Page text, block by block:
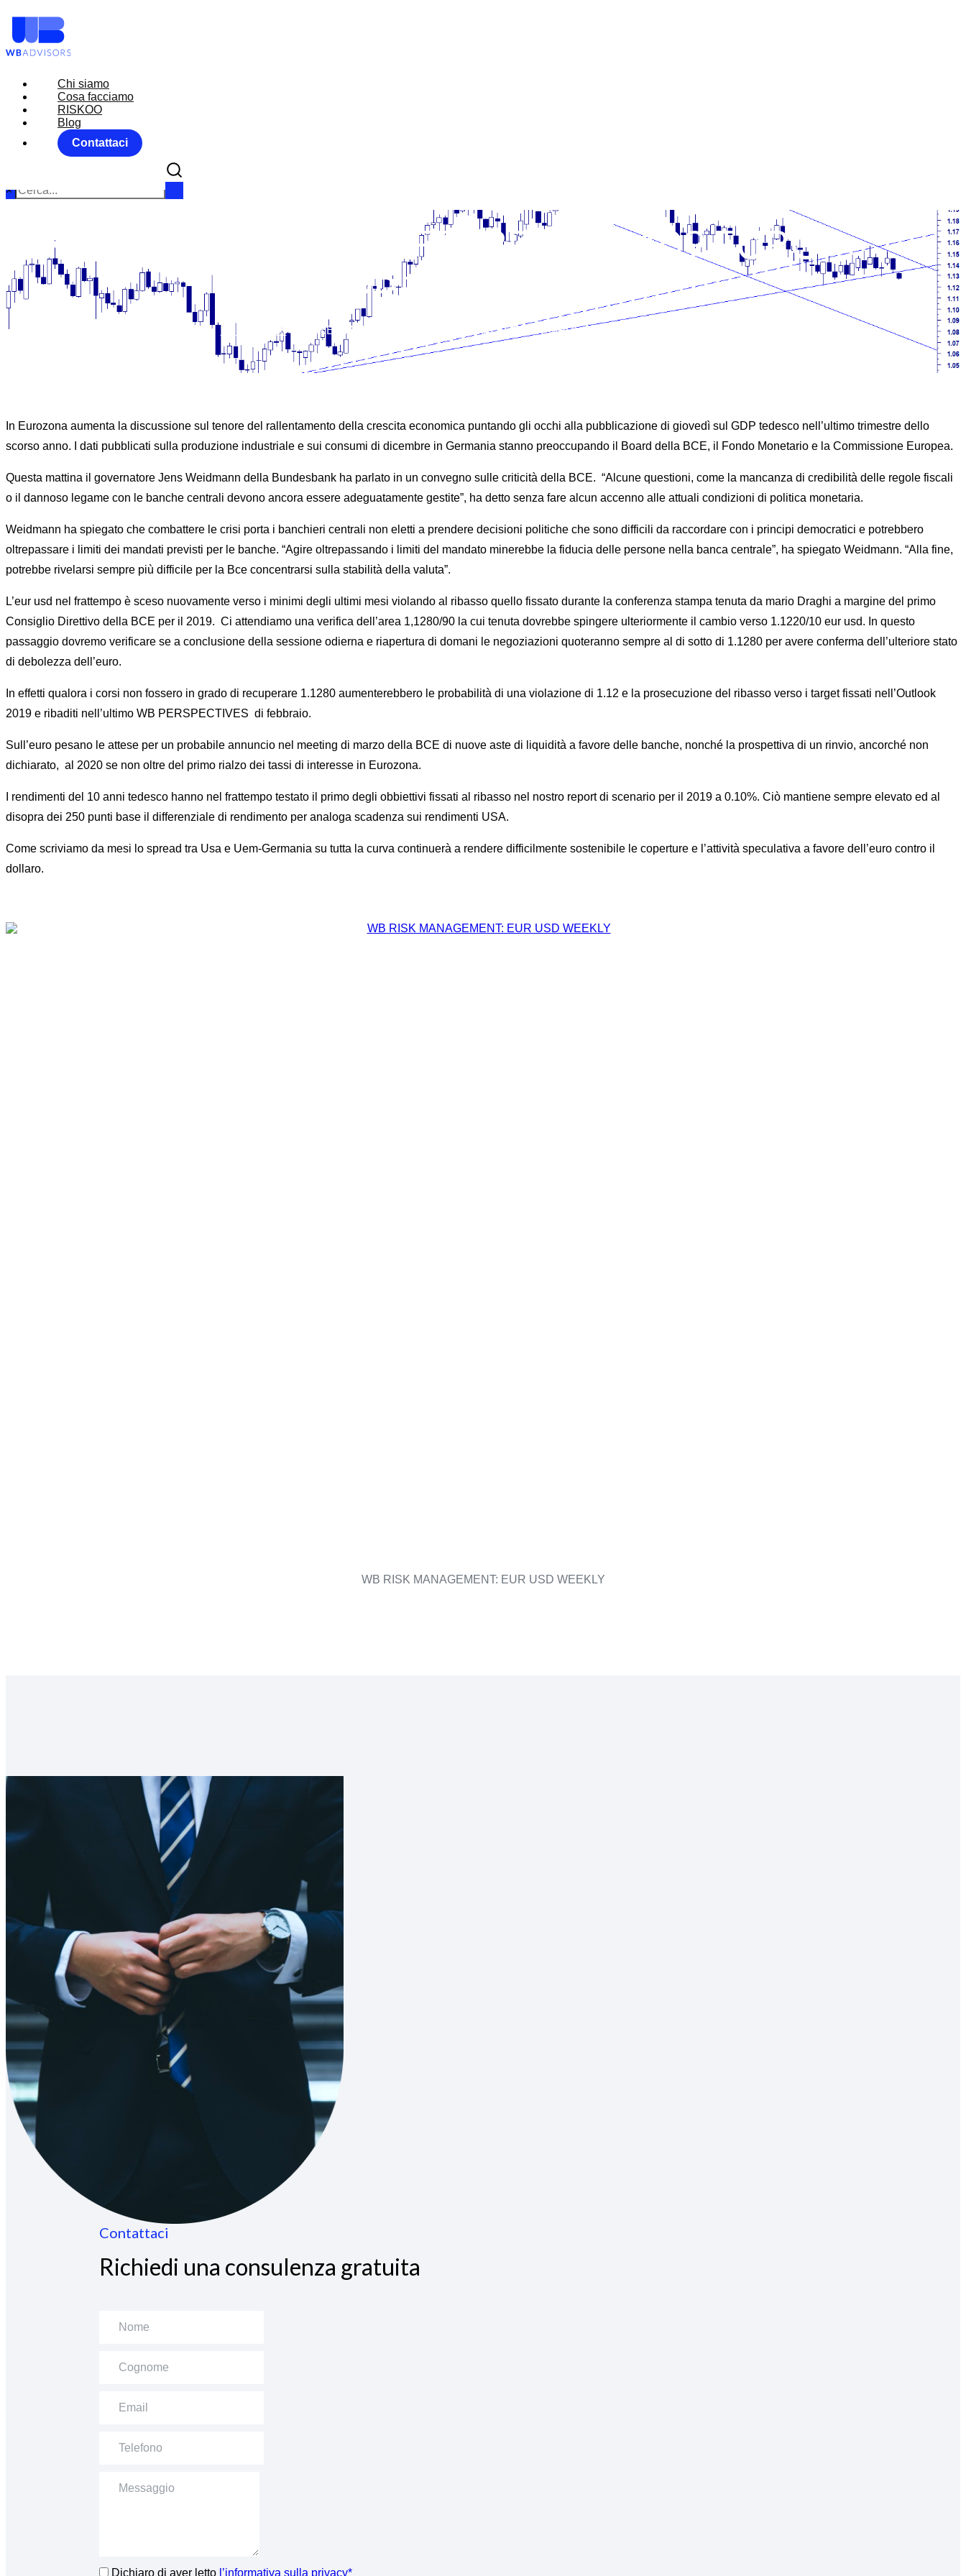
Chi siamo
Cosa facciamo
RISKOO
Blog
Contattaci
Chi siamo
Cosa facciamo
RISKOO
Blog
Contattaci
×
MARKET MOVER 12 FEBBRAIO 2109 EURO
SEMPRE DEBOLE
News MARKET MOVER 12 FEBBRAIO 2109 EURO SEMPRE DEBOLE
In Eurozona aumenta la discussione sul tenore del rallentamento della crescita economica puntando gli occhi alla pubblicazione di giovedì sul GDP tedesco nell’ultimo trimestre dello
scorso anno. I dati pubblicati sulla produzione industriale e sui consumi di dicembre in Germania stanno preoccupando il Board della BCE, il Fondo Monetario e la Commissione Europea.
Questa mattina il governatore Jens Weidmann della Bundesbank ha parlato in un convegno sulle criticità della BCE. “Alcune questioni, come la mancanza di credibilità delle regole fiscali
o il dannoso legame con le banche centrali devono ancora essere adeguatamente gestite”, ha detto senza fare alcun accenno alle attuali condizioni di politica monetaria.
Weidmann ha spiegato che combattere le crisi porta i banchieri centrali non eletti a prendere decisioni politiche che sono difficili da raccordare con i principi democratici e potrebbero
oltrepassare i limiti dei mandati previsti per le banche. “Agire oltrepassando i limiti del mandato minerebbe la fiducia delle persone nella banca centrale”, ha spiegato Weidmann. “Alla fine,
potrebbe rivelarsi sempre più difficile per la Bce concentrarsi sulla stabilità della valuta”.
L’eur usd nel frattempo è sceso nuovamente verso i minimi degli ultimi mesi violando al ribasso quello fissato durante la conferenza stampa tenuta da mario Draghi a margine del primo
Consiglio Direttivo della BCE per il 2019. Ci attendiamo una verifica dell’area 1,1280/90 la cui tenuta dovrebbe spingere ulteriormente il cambio verso 1.1220/10 eur usd. In questo
passaggio dovremo verificare se a conclusione della sessione odierna e riapertura di domani le negoziazioni quoteranno sempre al di sotto di 1.1280 per avere conferma dell’ulteriore stato
di debolezza dell’euro.
In effetti qualora i corsi non fossero in grado di recuperare 1.1280 aumenterebbero le probabilità di una violazione di 1.12 e la prosecuzione del ribasso verso i target fissati nell’Outlook
2019 e ribaditi nell’ultimo WB PERSPECTIVES di febbraio.
Sull’euro pesano le attese per un probabile annuncio nel meeting di marzo della BCE di nuove aste di liquidità a favore delle banche, nonché la prospettiva di un rinvio, ancorché non
dichiarato, al 2020 se non oltre del primo rialzo dei tassi di interesse in Eurozona.
I rendimenti del 10 anni tedesco hanno nel frattempo testato il primo degli obbiettivi fissati al ribasso nel nostro report di scenario per il 2019 a 0.10%. Ciò mantiene sempre elevato ed al
disopra dei 250 punti base il differenziale di rendimento per analoga scadenza sui rendimenti USA.
Come scriviamo da mesi lo spread tra Usa e Uem-Germania su tutta la curva continuerà a rendere difficilmente sostenibile le coperture e l’attività speculativa a favore dell’euro contro il
dollaro.
WB RISK MANAGEMENT: EUR USD WEEKLY
Contattaci
Richiedi una consulenza gratuita
Dichiaro di aver letto l’informativa sulla privacy*